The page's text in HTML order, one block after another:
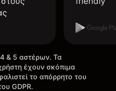
& 5 αστέρων. Τα
έχουν σκόπιμα
το απόρρητο του
GDPR.